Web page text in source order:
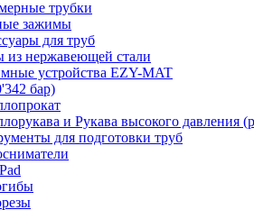
трубки
зажимы
для труб
из нержавеющей стали
устройства EZY-MAT
бар)
и Рукава высокого давления
для подготовки труб